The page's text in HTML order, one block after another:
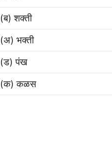
(ब) शक्ती
(अ) भक्ती
(ड) पंख
(क) कळस